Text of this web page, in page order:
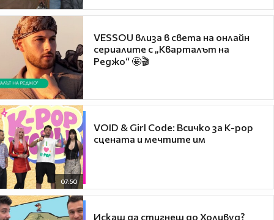
VESSOU влиза в света на онлайн
сериалите с „Кварталът на
Реджо“ 🤩🎬
07:50
VOID & Girl Code: Всичко за K-pop
сцената и мечтите им
Искаш да стигнеш до Холивуд?